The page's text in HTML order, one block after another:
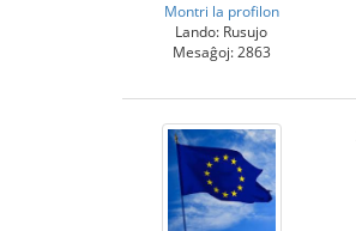
Montri la profilon
Lando: Rusujo
Mesaĝoj: 2863